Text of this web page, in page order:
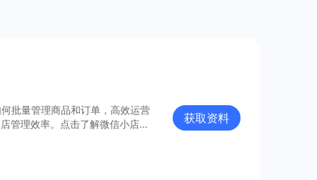
批量管理商品和订单，高效运营
管理效率。点击了解微信小店批
获取资料